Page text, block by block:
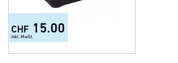
CHF 15.00
inkl. MwSt.